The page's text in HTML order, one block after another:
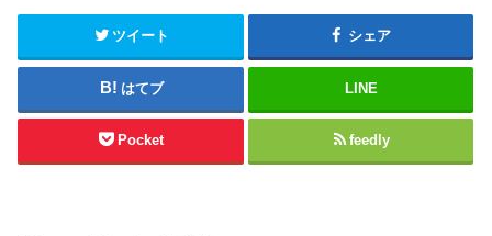
ツイート シェア
はてブ LINE
Pocket feedly